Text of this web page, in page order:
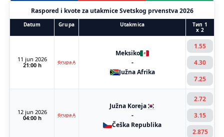
Raspored i kvote za utakmice Svetskog prvenstva 2026
Datum Grupa Utakmica Тип 1
x 2
11 jun 2026
21:00 h
Grupa A
Meksiko
-
Južna Afrika
1.55
4.30
7.25
12 jun 2026
04:00 h
Grupa A
Južna Koreja
-
Češka Republika
2.72
3.15
2.875